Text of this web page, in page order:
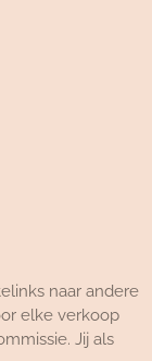
naar andere
elke verkoop
Jij als